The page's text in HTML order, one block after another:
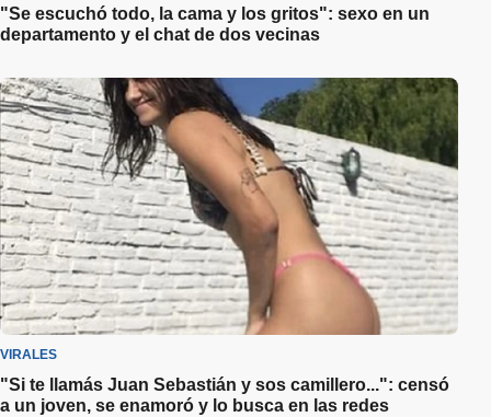
"Se escuchó todo, la cama y los gritos": sexo en un
departamento y el chat de dos vecinas
VIRALES
"Si te llamás Juan Sebastián y sos camillero...": censó
a un joven, se enamoró y lo busca en las redes